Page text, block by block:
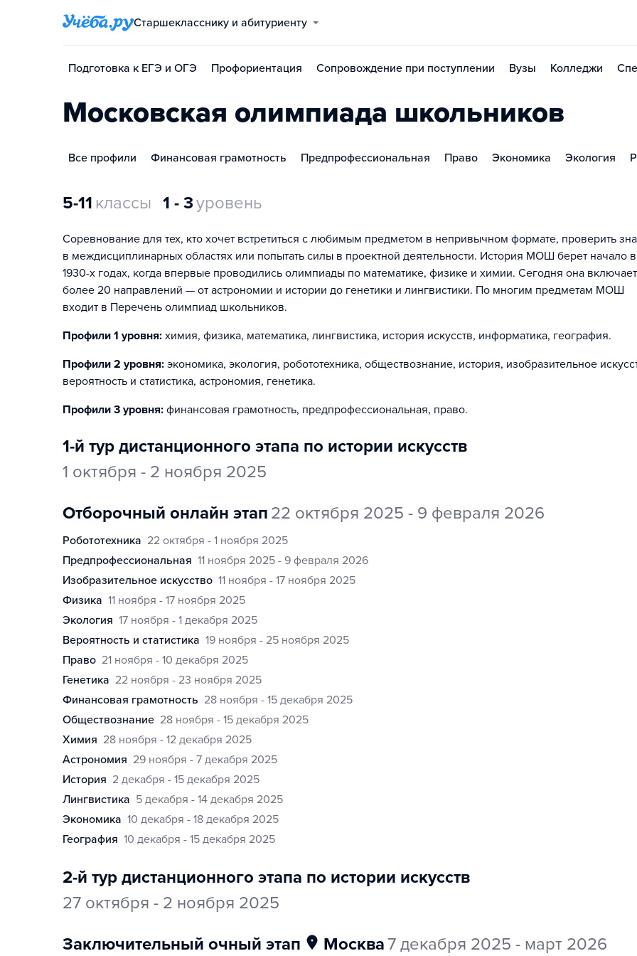
Старшекласснику и абитуриенту
Подготовка к ЕГЭ и ОГЭ Профориентация Сопровождение при поступлении Вузы Колледжи
Московская олимпиада школьников
Все профили Финансовая грамотность Предпрофессиональная Право Экономика Экология
5-11 классы 1 - 3уровень
Соревнование для тех, кто хочет встретиться с любимым предметом в непривычном формате, проверить
в междисциплинарных областях или попытать силы в проектной деятельности. История МОШ берет начало в
1930-х годах, когда впервые проводились олимпиады по математике, физике и химии. Сегодня она включает
более 20 направлений — от астрономии и истории до генетики и лингвистики. По многим предметам МОШ
входит в Перечень олимпиад школьников.
Профили 1 уровня: химия, физика, математика, лингвистика, история искусств, информатика, география.
Профили 2 уровня: экономика, экология, робототехника, обществознание, история, изобразительное
вероятность и статистика, астрономия, генетика.
Профили 3 уровня: финансовая грамотность, предпрофессиональная, право.
1-й тур дистанционного этапа по истории искусств
1 октября - 2 ноября 2025
отборочный онлайн этап 22 октября 2025 - 9 февраля 2026
робототехника 22 октября - 1 ноября 2025
предпрофессиональная 11 ноября 2025 - 9 февраля 2026
изобразительное искусство 11 ноября - 17 ноября 2025
физика 11 ноября - 17 ноября 2025
экология 17 ноября - 1 декабря 2025
вероятность и статистика 19 ноября - 25 ноября 2025
право 21 ноября - 10 декабря 2025
генетика 22 ноября - 23 ноября 2025
финансовая грамотность 28 ноября - 15 декабря 2025
обществознание 28 ноября - 15 декабря 2025
химия 28 ноября - 12 декабря 2025
астрономия 29 ноября - 7 декабря 2025
история 2 декабря - 15 декабря 2025
лингвистика 5 декабря - 14 декабря 2025
экономика 10 декабря - 18 декабря 2025
география 10 декабря - 15 декабря 2025
2-й тур дистанционного этапа по истории искусств
27 октября - 2 ноября 2025
заключительный очный этап
Москва 7 декабря 2025 - март 2026